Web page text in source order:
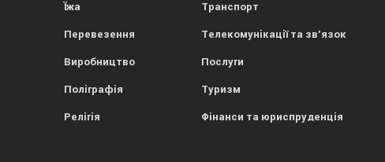
Їжа
Перевезення
Виробництво
Поліграфія
Релігія
Транспорт
Телекомунікації та зв'язок
Послуги
Туризм
Фінанси та юриспруденція